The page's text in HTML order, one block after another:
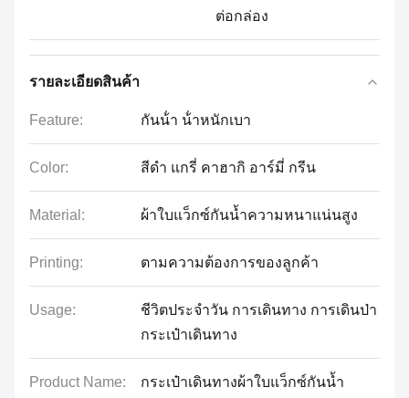
ต่อกล่อง
รายละเอียดสินค้า
Feature: กันน้ํา น้ําหนักเบา
Color: สีดํา แกรี่ คาฮากิ อาร์มี่ กรีน
Material: ผ้าใบแว็กซ์กันน้ำความหนาแน่นสูง
Printing: ตามความต้องการของลูกค้า
Usage:
ชีวิตประจําวัน การเดินทาง การเดินป่า
กระเป๋าเดินทาง
Product Name:
กระเป๋าเดินทางผ้าใบแว็กซ์กันน้ำ